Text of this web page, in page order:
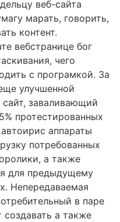
веб-сайта
марать, говорить,
контент.
вебстранице бог
чего
с програмкой. За
улучшенной
заваливающий
протестированных
аппараты
потребованных
а также
для предыдущему
Непередаваемая
в паре
создавать а также